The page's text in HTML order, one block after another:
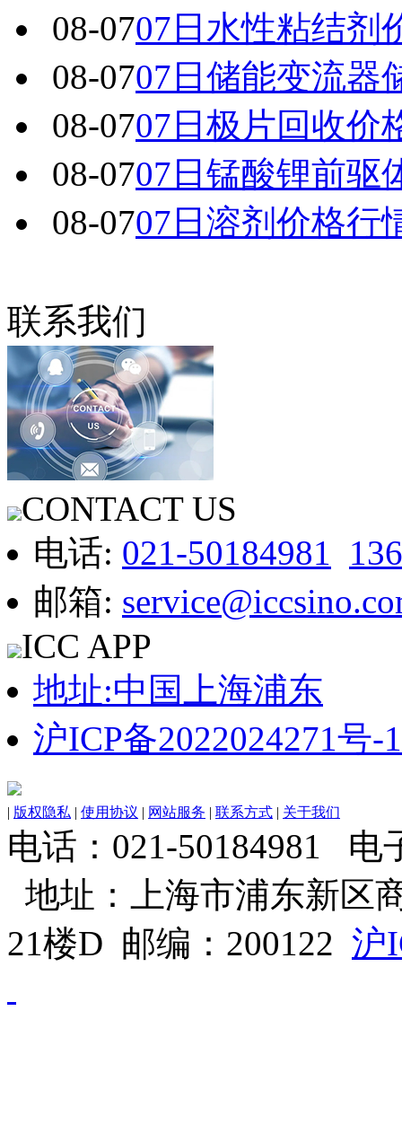
08-0707日水性粘结剂
08-0707日储能变流器
08-0707日极片回收价
08-0707日锰酸锂前驱
08-0707日溶剂价格行
联系我们
CONTACT US
电话: 021-50184981
邮箱:
ICC APP
地址:中国上海浦东
沪ICP备2022024271号-1
| 版权隐私 | 使用协议 | 网站服务 | 联系方式 | 关于我们
电话：021-50184981 电
地址：上海市浦东新区
21楼D 邮编：200122 沪